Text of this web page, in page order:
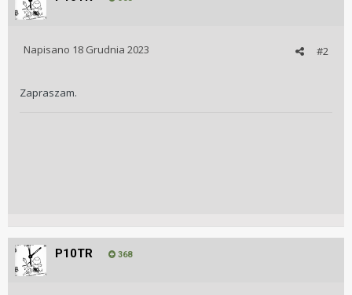
#2
Napisano 18 Grudnia 2023
Zapraszam.
P10TR 368